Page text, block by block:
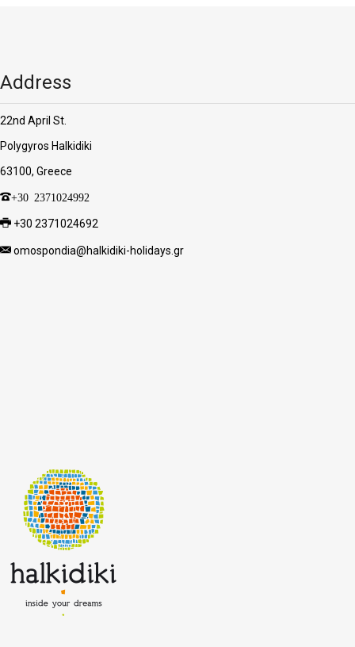
Address
22nd April St.
Polygyros Halkidiki
63100, Greece
+30 2371024992
+30 2371024692
omospondia@halkidiki-holidays.gr